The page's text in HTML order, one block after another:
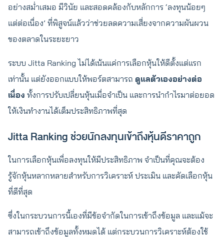
อย่างสม่ำเสมอ มีวินัย และสอดคล้องกับหลักการ ‘ลงทุนน้อยๆ
แต่ต่อเนื่อง’ ที่พิสูจน์แล้วว่าช่วยลดความเสี่ยงจากความผันผวน
ของตลาดในระยะยาว
ระบบ Jitta Ranking ไม่ได้เน้นแค่การเลือกหุ้นให้ดีตั้งแต่แรก
เท่านั้น แต่ยังออกแบบให้พอร์ตสามารถ ดูแลตัวเองอย่างต่อ
เนื่อง ทั้งการปรับเปลี่ยนหุ้นเมื่อจำเป็น และการนำกำไรมาต่อยอด
ให้เงินทำงานได้เต็มประสิทธิภาพที่สุด
Jitta Ranking ช่วยนักลงทุนเข้าถึงหุ้นดีราคาถูก
ในการเลือกหุ้นเพื่อลงทุนให้มีประสิทธิภาพ จำเป็นที่คุณจะต้อง
รู้จักหุ้นหลากหลายสำหรับการวิเคราะห์ ประเมิน และคัดเลือกหุ้น
ที่ดีที่สุด
ซึ่งในกระบวนการนี้เองที่มีข้อจำกัดในการเข้าถึงข้อมูล และแม้จะ
สามารถเข้าถึงข้อมูลทั้งหมดได้ แต่กระบวนการวิเคราะห์ต้องใช้